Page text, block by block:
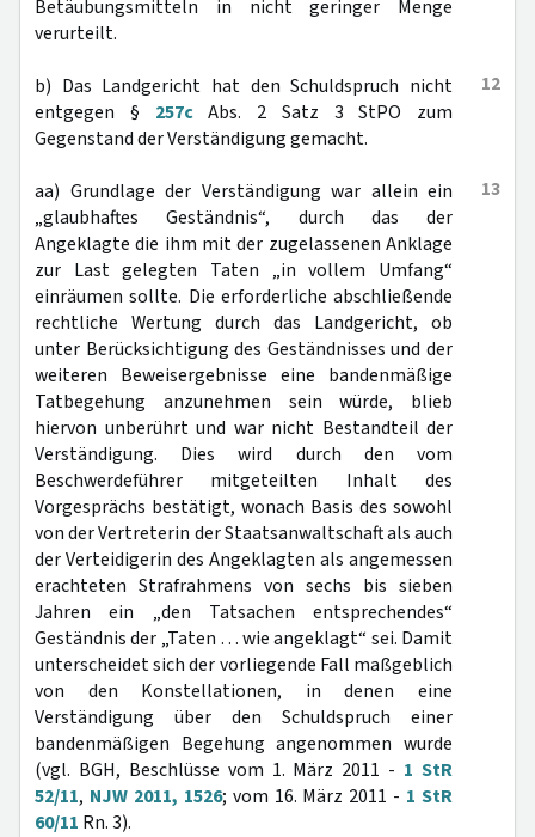
Betäubungsmitteln in nicht geringer Menge
verurteilt.
12
b) Das Landgericht hat den Schuldspruch nicht
entgegen § 257cAbs. 2 Satz 3 StPO zum
Gegenstand der Verständigung gemacht.
13
aa) Grundlage der Verständigung war allein ein
„glaubhaftes Geständnis“, durch das der
Angeklagte die ihm mit der zugelassenen Anklage
zur Last gelegten Taten „in vollem Umfang“
einräumen sollte. Die erforderliche abschließende
rechtliche Wertung durch das Landgericht, ob
unter Berücksichtigung des Geständnisses und der
weiteren Beweisergebnisse eine bandenmäßige
Tatbegehung anzunehmen sein würde, blieb
hiervon unberührt und war nicht Bestandteil der
Verständigung. Dies wird durch den vom
Beschwerdeführer mitgeteilten Inhalt des
Vorgesprächs bestätigt, wonach Basis des sowohl
von der Vertreterin der Staatsanwaltschaft als auch
der Verteidigerin des Angeklagten als angemessen
erachteten Strafrahmens von sechs bis sieben
Jahren ein „den Tatsachen entsprechendes“
Geständnis der „Taten … wie angeklagt“ sei. Damit
unterscheidet sich der vorliegende Fall maßgeblich
von den Konstellationen, in denen eine
Verständigung über den Schuldspruch einer
bandenmäßigen Begehung angenommen wurde
(vgl. BGH, Beschlüsse vom 1. März 2011 - 1 StR
52/11, NJW 2011, 1526; vom 16. März 2011 - 1 StR
60/11 Rn. 3).